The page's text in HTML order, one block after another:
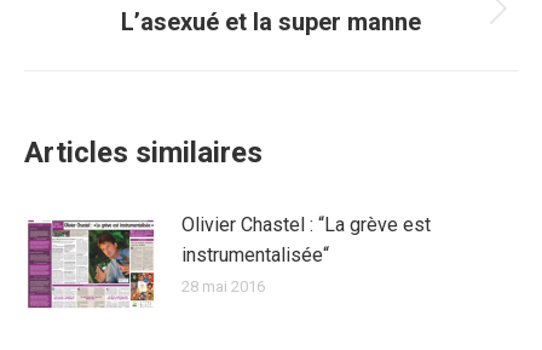
Article
L’asexué et la super manne
Articles similaires
Olivier Chastel : “La grève est
instrumentalisée“
28 mai 2016